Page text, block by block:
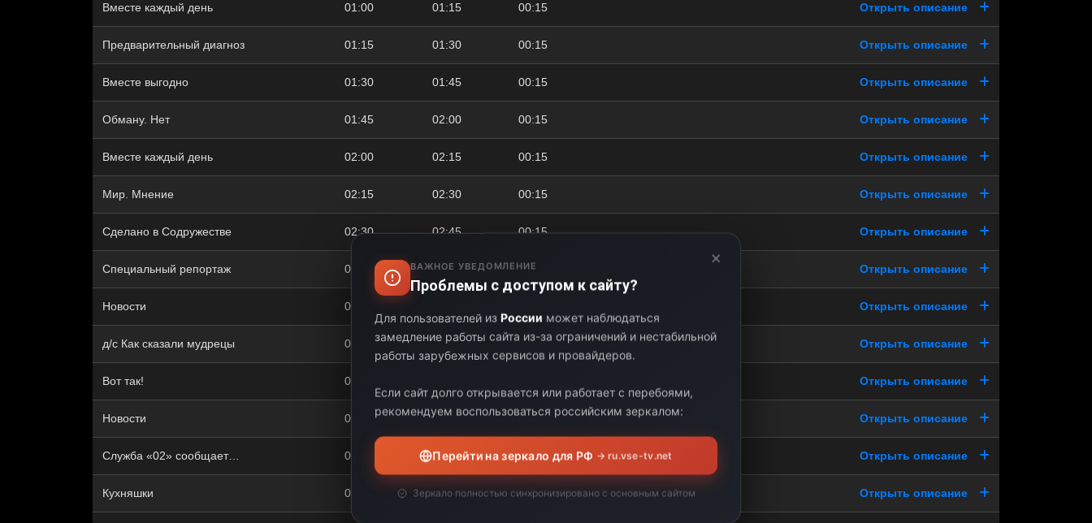
Вместе каждый день 01:00 01:15 00:15 Открыть описание
Предварительный диагноз 01:15 01:30 00:15 Открыть описание
Вместе выгодно 01:30 01:45 00:15 Открыть описание
Обману. Нет 01:45 02:00 00:15 Открыть описание
Вместе каждый день 02:00 02:15 00:15 Открыть описание
Мир. Мнение 02:15 02:30 00:15 Открыть описание
Сделано в Содружестве 02:30 02:45 00:15 Открыть описание
Специальный репортаж 02:45 03:00 00:15 Открыть описание
Новости 03:00 Открыть описание
д/с Как сказали мудрецы 03:10 03:30 00:20 Открыть описание
Вот так! 03:30 Открыть описание
Новости 04:00 04:10 00:10 Открыть описание
Служба «02» сообщает… 04:10 04:25 00:15 Открыть описание
Кухняшки 04:25 04:45 00:20 Открыть описание
×
ВАЖНОЕ УВЕДОМЛЕНИЕ
Проблемы с доступом к сайту?
Для пользователей из России может наблюдаться
замедление работы сайта из-за ограничений и нестабильной
работы зарубежных сервисов и провайдеров.
Если сайт долго открывается или работает с перебоями,
рекомендуем воспользоваться российским зеркалом:
Перейти на зеркало для РФ → ru.vse-tv.net
Зеркало полностью синхронизировано с основным сайтом